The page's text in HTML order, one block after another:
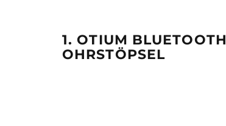
1. OTIUM
OHRSTÖPSEL